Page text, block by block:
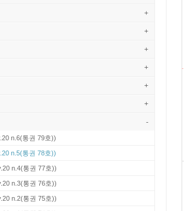
+
+
+
+
+
+
-
n.6(통권 79호))
n.5(통권 78호))
n.4(통권 77호))
n.3(통권 76호))
n.2(통권 75호))